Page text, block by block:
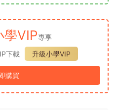
學VIP專享
下載
升級小學VIP
購買